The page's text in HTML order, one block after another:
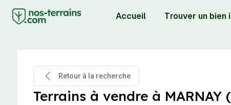
Accueil Trouver un bien
Retour à la recherche
Terrains à vendre à